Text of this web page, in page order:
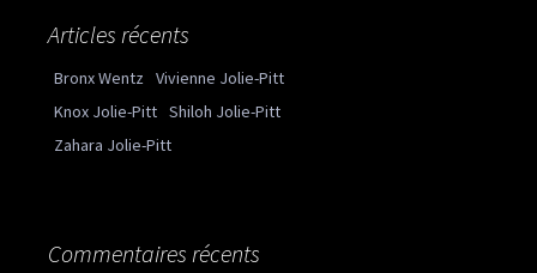
Articles récents
Bronx Wentz Vivienne Jolie-Pitt
Knox Jolie-Pitt Shiloh Jolie-Pitt
Zahara Jolie-Pitt
Commentaires récents